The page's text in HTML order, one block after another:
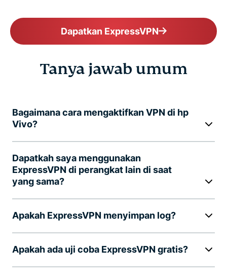
Dapatkan ExpressVPN
Tanya jawab umum
Bagaimana cara mengaktifkan VPN di hp
Vivo?
Dapatkah saya menggunakan
ExpressVPN di perangkat lain di saat
yang sama?
Apakah ExpressVPN menyimpan log?
Apakah ada uji coba ExpressVPN gratis?